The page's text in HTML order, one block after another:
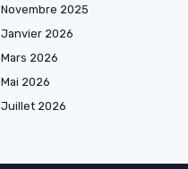
Novembre 2025
Janvier 2026
Mars 2026
Mai 2026
Juillet 2026